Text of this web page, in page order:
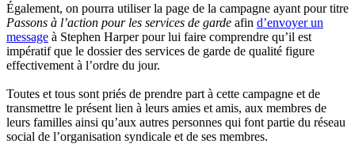
Également, on pourra utiliserla page de la campagne ayant pourtitre
Passons à l’action pour les services de garde afin d’envoyerun
message à Stephen Harper pourlui faire comprendre qu’il est
impératif que le dossier des services de garde de qualité figure
effectivement à l’ordre du jour.
Toutes et tous sont priés de prendre part à cette campagne et de
transmettre le présent lien à leurs amies et amis, aux membres de
leurs familles ainsi qu’aux autres personnes qui font partie du réseau
social de l’organisation syndicale et de ses membres.